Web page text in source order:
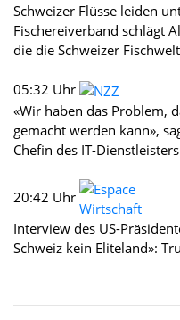
Schweizer Flüsse leiden
Fischereiverband schlägt
die die Schweizer
05:32 Uhr
«Wir haben das Problem,
gemacht werden kann»,
Chefin des IT-
20:42 Uhr
Interview des US-
Schweiz kein Eliteland»: